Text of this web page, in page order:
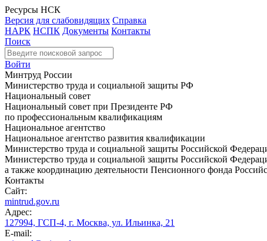
Ресурсы НСК
Версия для слабовидящих Справка
НАРК НСПК Документы Контакты
Поиск
Войти
Минтруд России
Министерство труда и социальной защиты РФ
Национальный совет
Национальный совет при Президенте РФ
по профессиональным квалификациям
Национальное агентство
Национальное агентство развития квалификации
Министерство труда и социальной защиты Российской
Министерство труда и социальной защиты Российской
а также координацию деятельности Пенсионного фонда
Контакты
Сайт:
mintrud.gov.ru
Адрес:
127994, ГСП-4, г. Москва, ул. Ильинка, 21
E-mail: